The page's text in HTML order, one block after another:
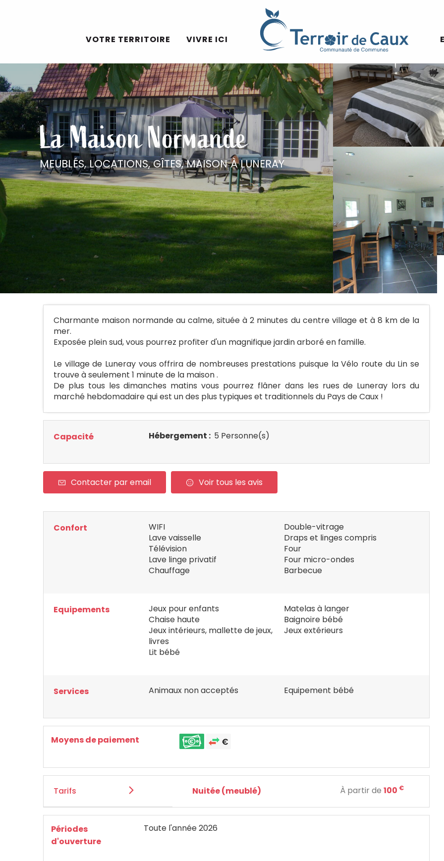
VOTRE TERRITOIRE VIVRE ICI
La Maison Normande
MEUBLÉS, LOCATIONS, GÎTES,MAISON À LUNERAY
Charmante maison normande au calme, située à 2 minutes du centre village et à 8 km de la
mer.
Exposée plein sud, vous pourrez profiter d'un magnifique jardin arboré en famille.
Le village de Luneray vous offrira de nombreuses prestations puisque la Vélo route du Lin se
trouve à seulement 1 minute de la maison .
De plus tous les dimanches matins vous pourrez flâner dans les rues de Luneray lors du
marché hebdomadaire qui est un des plus typiques et traditionnels du Pays de Caux !
Capacité Hébergement : 5 Personne(s)
Contacter par email Voir tous les avis
Confort
WIFI
Lave vaisselle
Télévision
Lave linge privatif
Chauffage
Double-vitrage
Draps et linges compris
Four
Four micro-ondes
Barbecue
Equipements
Jeux pour enfants
Chaise haute
Jeux intérieurs, mallette de jeux,
livres
Lit bébé
Matelas à langer
Baignoire bébé
Jeux extérieurs
Services Animaux non acceptés Equipement bébé
Moyens de paiement
Tarifs Nuitée (meublé) À partir de100 €
Périodes
d'ouverture
Toute l'année 2026